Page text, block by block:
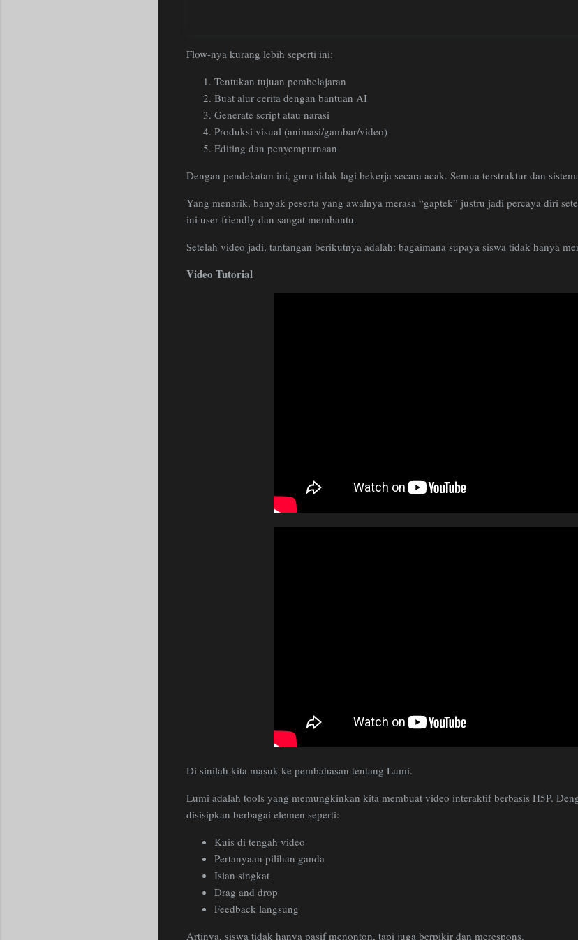
Flow-nya kurang lebih seperti ini:
Tentukan tujuan pembelajaran
Buat alur cerita dengan bantuan AI
Generate script atau narasi
Produksi visual (animasi/gambar/video)
Editing dan penyempurnaan
Dengan pendekatan ini, guru tidak lagi bekerja secara acak. Semua terstruktur dan
Yang menarik, banyak peserta yang awalnya merasa “gaptek” justru jadi percaya diri
ini user-friendly dan sangat membantu.
Setelah video jadi, tantangan berikutnya adalah: bagaimana supaya siswa tidak hanya
Video Tutorial
Di sinilah kita masuk ke pembahasan tentang Lumi.
Lumi adalah tools yang memungkinkan kita membuat video interaktif berbasis H5P.
disisipkan berbagai elemen seperti:
Kuis di tengah video
Pertanyaan pilihan ganda
Isian singkat
Drag and drop
Feedback langsung
Artinya, siswa tidak hanya pasif menonton, tapi juga berpikir dan merespons.